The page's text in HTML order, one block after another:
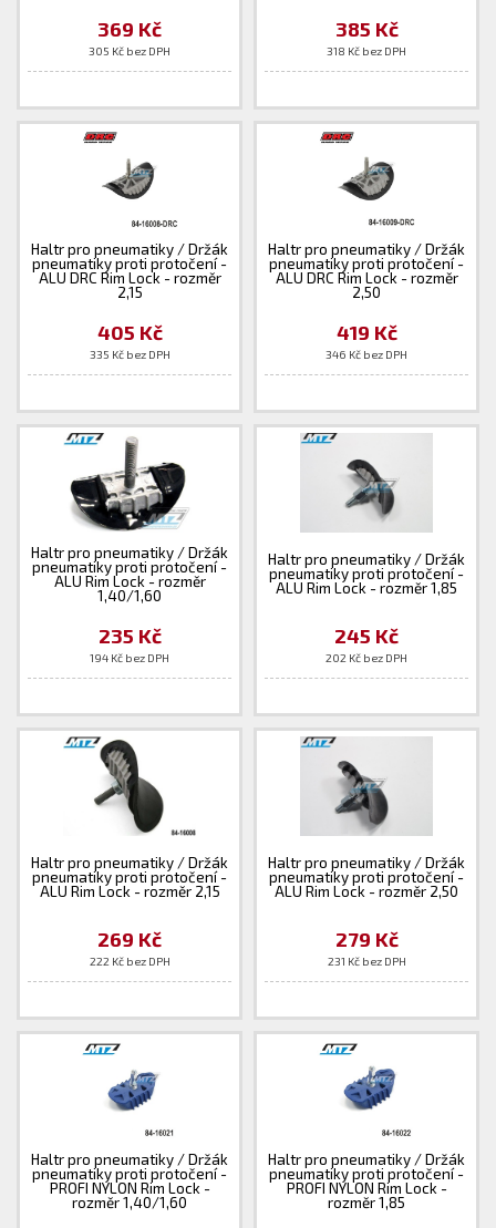
369 Kč
305 Kč bez DPH
385 Kč
318 Kč bez DPH
Haltr pro pneumatiky / Držák
pneumatiky proti protočení -
ALU DRC Rim Lock - rozměr
2,15
405 Kč
335 Kč bez DPH
Haltr pro pneumatiky / Držák
pneumatiky proti protočení -
ALU DRC Rim Lock - rozměr
2,50
419 Kč
346 Kč bez DPH
Haltr pro pneumatiky / Držák
pneumatiky proti protočení -
ALU Rim Lock - rozměr
1,40/1,60
235 Kč
194 Kč bez DPH
Haltr pro pneumatiky / Držák
pneumatiky proti protočení -
ALU Rim Lock - rozměr 1,85
245 Kč
202 Kč bez DPH
Haltr pro pneumatiky / Držák
pneumatiky proti protočení -
ALU Rim Lock - rozměr 2,15
269 Kč
222 Kč bez DPH
Haltr pro pneumatiky / Držák
pneumatiky proti protočení -
ALU Rim Lock - rozměr 2,50
279 Kč
231 Kč bez DPH
Haltr pro pneumatiky / Držák
pneumatiky proti protočení -
PROFI NYLON Rim Lock -
rozměr 1,40/1,60
Haltr pro pneumatiky / Držák
pneumatiky proti protočení -
PROFI NYLON Rim Lock -
rozměr 1,85